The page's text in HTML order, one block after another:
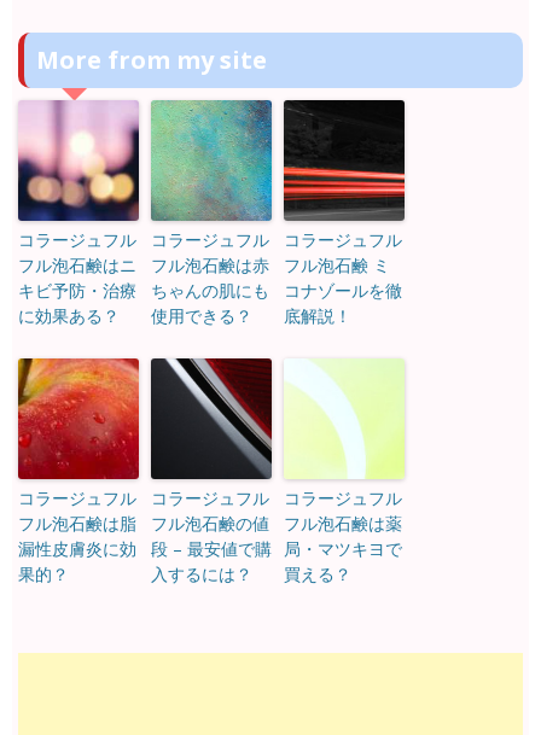
More from my site
コラージュフル
フル泡石鹸はニ
キビ予防・治療
に効果ある？
コラージュフル
フル泡石鹸は赤
ちゃんの肌にも
使用できる？
コラージュフル
フル泡石鹸 ミ
コナゾールを徹
底解説！
コラージュフル
フル泡石鹸は脂
漏性皮膚炎に効
果的？
コラージュフル
フル泡石鹸の値
段 – 最安値で購
入するには？
コラージュフル
フル泡石鹸は薬
局・マツキヨで
買える？